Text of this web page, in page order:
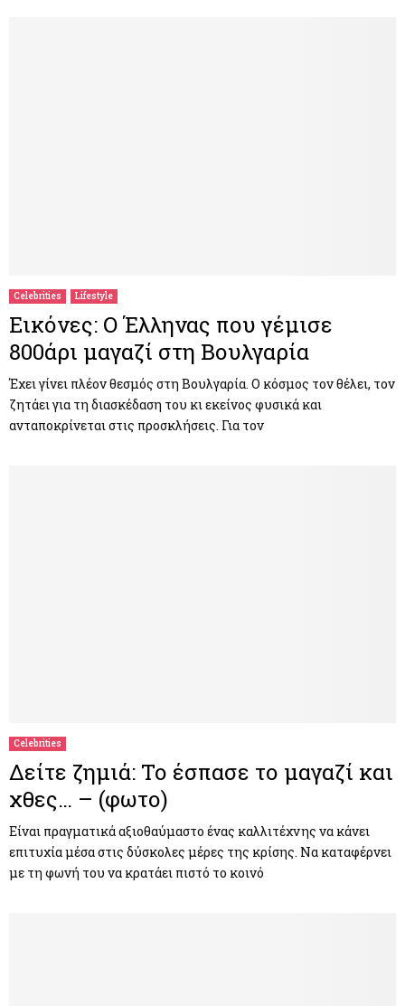
Celebrities Lifestyle
Εικόνες: Ο Έλληνας που γέμισε
800άρι μαγαζί στη Βουλγαρία
Έχει γίνει πλέον θεσμός στη Βουλγαρία. Ο κόσμος τον θέλει, τον
ζητάει για τη διασκέδαση του κι εκείνος φυσικά και
ανταποκρίνεται στις προσκλήσεις. Για τον
Celebrities
Δείτε ζημιά: Το έσπασε το μαγαζί και
χθες… – (φωτο)
Είναι πραγματικά αξιοθαύμαστο ένας καλλιτέχνης να κάνει
επιτυχία μέσα στις δύσκολες μέρες της κρίσης. Να καταφέρνει
με τη φωνή του να κρατάει πιστό το κοινό